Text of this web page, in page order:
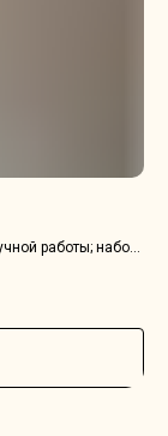
работы; набор